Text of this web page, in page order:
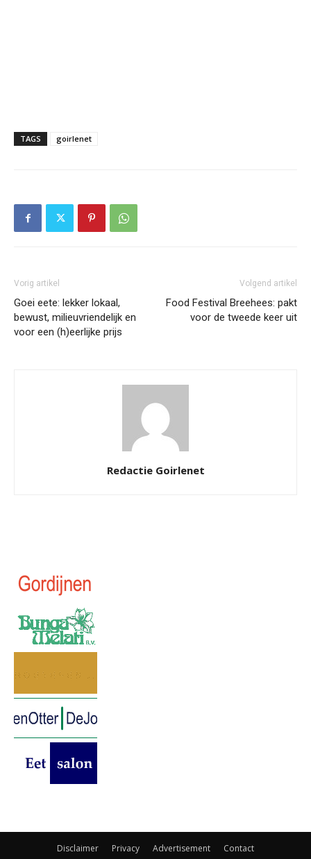
TAGS goirlenet
Vorig artikel
Goei eete: lekker lokaal,
bewust, milieuvriendelijk en
voor een (h)eerlijke prijs
Volgend artikel
Food Festival Breehees: pakt
voor de tweede keer uit
Redactie Goirlenet
Disclaimer Privacy Advertisement Contact